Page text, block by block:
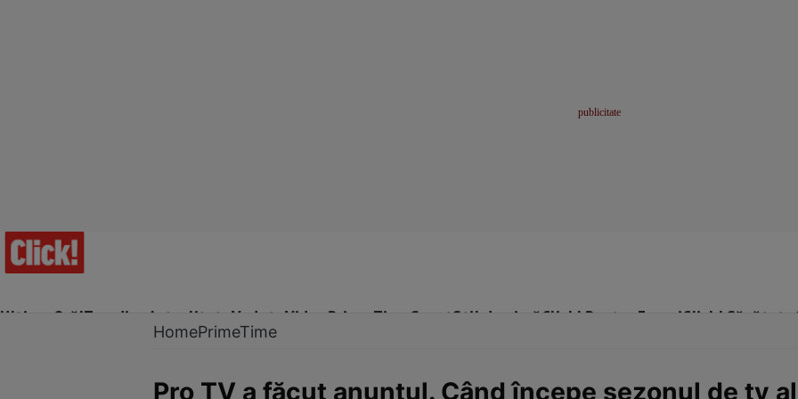
Ultima Oră!Trending Actualitate Vedete Video Prime Time SportStil de viațăClick! Pentru FemeiClick! Sănătate
HomePrimeTime
Pro TV a făcut anunțul. Când începe sezonul de tv